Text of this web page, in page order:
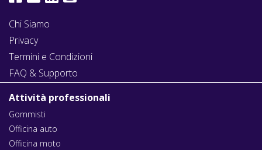
Chi Siamo
Privacy
Termini e Condizioni
FAQ & Supporto
Attività professionali
Gommisti
Officina auto
Officina moto